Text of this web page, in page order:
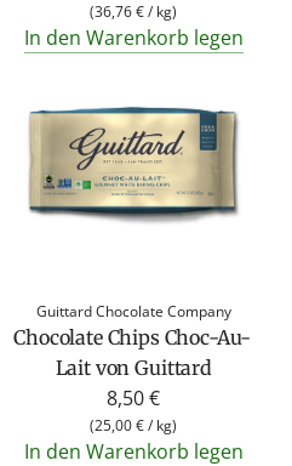
(36,76 €/ kg)
In den Warenkorb legen
Guittard Chocolate Company
Chocolate Chips Choc-Au-
Lait von Guittard
8,50 €
(25,00 €/ kg)
In den Warenkorb legen